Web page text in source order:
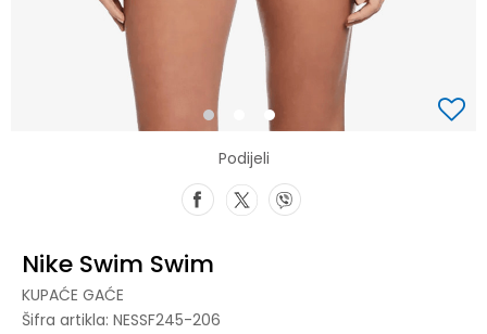
1 3
Podijeli
Nike Swim Swim
KUPAĆE GAĆE
Šifra artikla: NESSF245-206